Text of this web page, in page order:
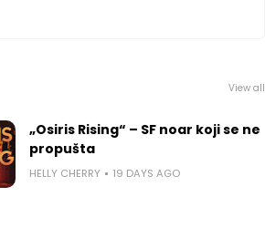
View all
„Osiris Rising“ – SF noar koji se ne
propušta
HELLY CHERRY 19 DAYS AGO